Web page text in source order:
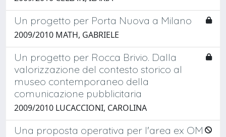
Un progetto per Porta Nuova a Milano
2009/2010 MATH, GABRIELE
Un progetto per Rocca Brivio. Dalla
valorizzazione del contesto storico al
museo contemporaneo della
comunicazione pubblicitaria
2009/2010 LUCACCIONI, CAROLINA
Una proposta operativa per l'area ex OM